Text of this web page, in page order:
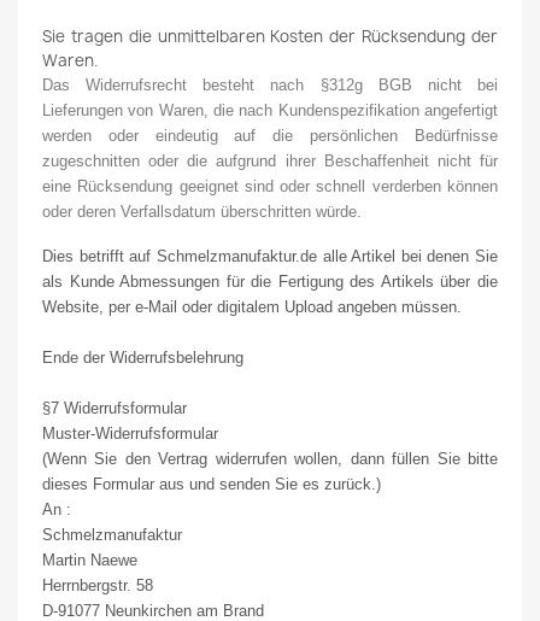
Sie tragen die unmittelbaren Kosten der Rücksendung der
Waren.
Das Widerrufsrecht besteht nach §312g BGB nicht bei
Lieferungen von Waren, die nach Kundenspezifikation angefertigt
werden oder eindeutig auf die persönlichen Bedürfnisse
zugeschnitten oder die aufgrund ihrer Beschaffenheit nicht für
eine Rücksendung geeignet sind oder schnell verderben können
oder deren Verfallsdatum überschritten würde.
Dies betrifftauf Schmelzmanufaktur.de alle Artikel bei denen Sie
als Kunde Abmessungen für die Fertigung des Artikels über die
Website, per e-Mail oder digitalem Upload angeben müssen.
Ende der Widerrufsbelehrung
§7 Widerrufsformular
Muster-Widerrufsformular
(Wenn Sie den Vertrag widerrufen wollen, dann füllen Sie bitte
dieses Formular aus und senden Sie es zurück.)
An :
Schmelzmanufaktur
Martin Naewe
Herrnbergstr. 58
D-91077 Neunkirchen am Brand